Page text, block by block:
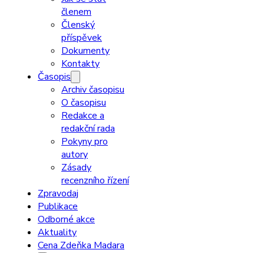
členem
Členský
příspěvek
Dokumenty
Kontakty
Časopis
Archiv časopisu
O časopisu
Redakce a
redakční rada
Pokyny pro
autory
Zásady
recenzního řízení
Zpravodaj
Publikace
Odborné akce
Aktuality
Cena Zdeňka Madara